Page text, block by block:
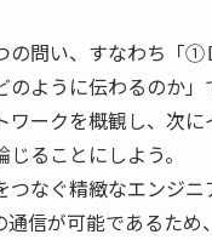
の問い、すなわち「
ように伝わるのか」
ークを概観し、次
ることにしよう。
なぐ精緻なエンジニ
信が可能であるた